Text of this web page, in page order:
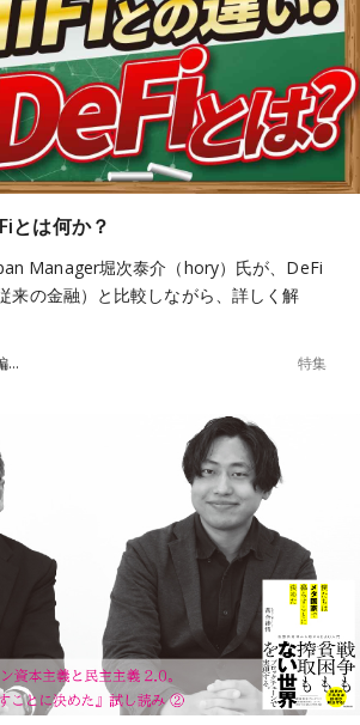
とは何か？
Manager堀次泰介（hory）氏が、DeFi
来の金融）と比較しながら、詳しく解
あたらしい経済 編集部 特集